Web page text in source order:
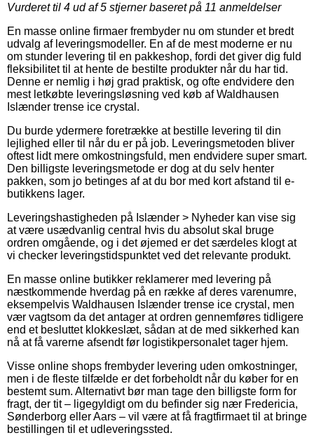
Vurderet til 4 ud af 5 stjerner baseret på 11 anmeldelser
En masse online firmaer frembyder nu om stunder et bredt
udvalg af leveringsmodeller. En af de mest moderne er nu
om stunder levering til en pakkeshop, fordi det giver dig fuld
fleksibilitet til at hente de bestilte produkter når du har tid.
Denne er nemlig i høj grad praktisk, og ofte endvidere den
mest letkøbte leveringsløsning ved køb af Waldhausen
Islænder trense ice crystal.
Du burde ydermere foretrække at bestille levering til din
lejlighed eller til når du er på job. Leveringsmetoden bliver
oftest lidt mere omkostningsfuld, men endvidere super smart.
Den billigste leveringsmetode er dog at du selv henter
pakken, som jo betinges af at du bor med kort afstand til e-
butikkens lager.
Leveringshastigheden på Islænder > Nyheder kan vise sig
at være usædvanlig central hvis du absolut skal bruge
ordren omgående, og i det øjemed er det særdeles klogt at
vi checker leveringstidspunktet ved det relevante produkt.
En masse online butikker reklamerer med levering på
næstkommende hverdag på en række af deres varenumre,
eksempelvis Waldhausen Islænder trense ice crystal, men
vær vagtsom da det antager at ordren gennemføres tidligere
end et besluttet klokkeslæt, sådan at de med sikkerhed kan
nå at få varerne afsendt før logistikpersonalet tager hjem.
Visse online shops frembyder levering uden omkostninger,
men i de fleste tilfælde er det forbeholdt når du køber for en
bestemt sum. Alternativt bør man tage den billigste form for
fragt, der tit – ligegyldigt om du befinder sig nær Fredericia,
Sønderborg eller Aars – vil være at få fragtfirmaet til at bringe
bestillingen til et udleveringssted.